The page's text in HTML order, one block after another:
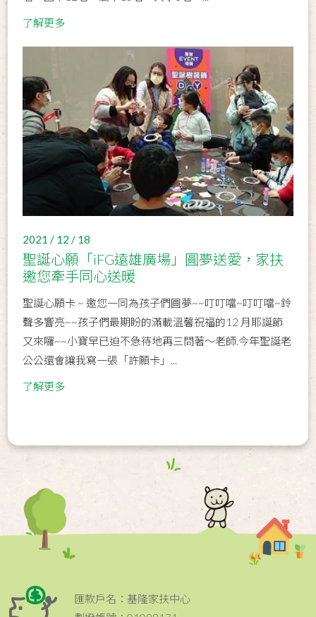
了解更多
2021 / 12 / 18
聖誕心願「iFG遠雄廣場」圓夢送愛，家扶
邀您牽手同心送暖
聖誕心願卡 ~ 邀您一同為孩子們圓夢~~叮叮噹~叮叮噹~鈴
聲多響亮~~孩子們最期盼的滿載溫馨祝福的12 月耶誕節
又來囉~~小寶早已迫不急待地再三問著～老師.今年聖誕老
公公還會讓我寫一張「許願卡」...
了解更多
匯款戶名：基隆家扶中心